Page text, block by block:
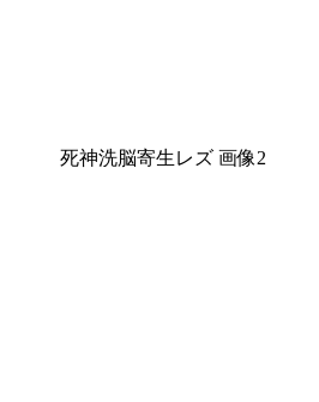
死神洗脳寄生レズ 画像2